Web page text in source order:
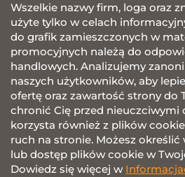
Wszelkie nazwy firm, loga oraz
użyte tylko w celach
do grafik zamieszczonych w
promocyjnych należą do
handlowych. Analizujemy
naszych użytkowników, aby
ofertę oraz zawartość strony do
chronić Cię przed nieuczciwymi
korzysta również z plików
ruch na stronie. Możesz
lub dostęp plików cookie w
Dowiedz się więcej w